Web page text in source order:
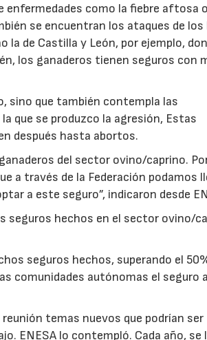
enfermedades como la fiebre aftosa
se encuentran los ataques de los
la de Castilla y León, por ejemplo,
los ganaderos tienen seguros con
sino que también contempla las
que se produzco la agresión, Estas
después hasta abortos.
del sector ovino/caprino.
a través de la Federación podamos
a este seguro”, indicaron desde
seguros hechos en el sector ovino/
seguros hechos, superando el
comunidades autónomas el seguro
temas nuevos que podrían ser
ENESA lo contempló. Cada año, se
29/07/2026